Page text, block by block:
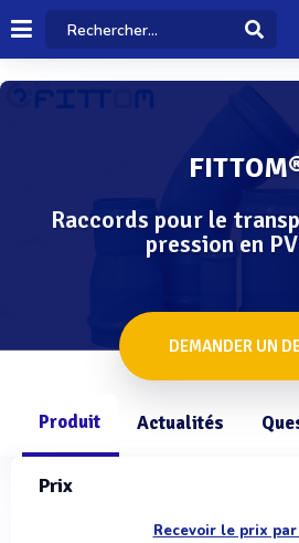
Raccords pour le
pression en
DEMANDER UN
Produit Actualités
Prix
Recevoir le prix